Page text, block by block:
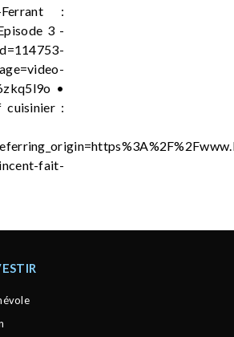
Ferrant :
3 -
•
cuisinier :
fait-